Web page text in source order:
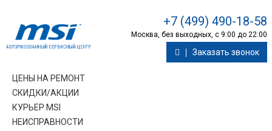
+7 (499) 490-18-58
Москва, без выходных, с 9:00 до 22:00
Заказать звонок
ЦЕНЫ НА РЕМОНТ
СКИДКИ/АКЦИИ
КУРЬЕР MSI
НЕИСПРАВНОСТИ